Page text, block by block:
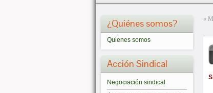
¿Quiénes somos?
Quienes somos
Acción Sindical
Negociación sindical
«